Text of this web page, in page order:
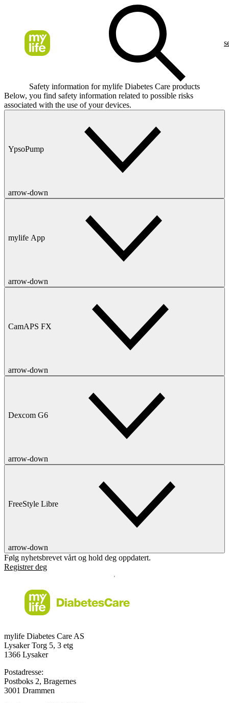
Safety information for mylife Diabetes Care products
Below, you find safety information related to possible risks
associated with the use of your devices.
YpsoPump
arrow-down
mylife App
arrow-down
CamAPS FX
arrow-down
Dexcom G6
arrow-down
FreeStyle Libre
arrow-down
Følg nyhetsbrevet vårt og hold deg oppdatert.
Registrer deg
mylife Diabetes Care AS
Lysaker Torg 5, 3 etg
1366 Lysaker
Postadresse:
Postboks 2, Bragernes
3001 Drammen